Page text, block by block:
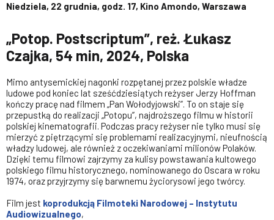
Niedziela, 22 grudnia, godz. 17, Kino Amondo, Warszawa
„Potop. Postscriptum”, reż. Łukasz
Czajka, 54 min, 2024, Polska
Mimo antysemickiej nagonki rozpętanej przez polskie władze
ludowe pod koniec lat sześćdziesiątych reżyser Jerzy Hoffman
kończy pracę nad filmem „Pan Wołodyjowski”. To on staje się
przepustką do realizacji „Potopu”, najdroższego filmu w historii
polskiej kinematografii. Podczas pracy reżyser nie tylko musi się
mierzyć z piętrzącymi się problemami realizacyjnymi, nieufnością
władzy ludowej, ale również z oczekiwaniami milionów Polaków.
Dzięki temu filmowi zajrzymy za kulisy powstawania kultowego
polskiego filmu historycznego, nominowanego do Oscara w roku
1974, oraz przyjrzymy się barwnemu życiorysowi jego twórcy.
Film jest koprodukcją Filmoteki Narodowej – Instytutu
Audiowizualnego,